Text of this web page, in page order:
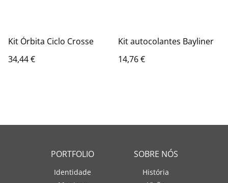
Kit Órbita Ciclo Crosse
34,44 €
Kit autocolantes Bayliner
14,76 €
PORTFOLIO
Identidade
SOBRE NÓS
História